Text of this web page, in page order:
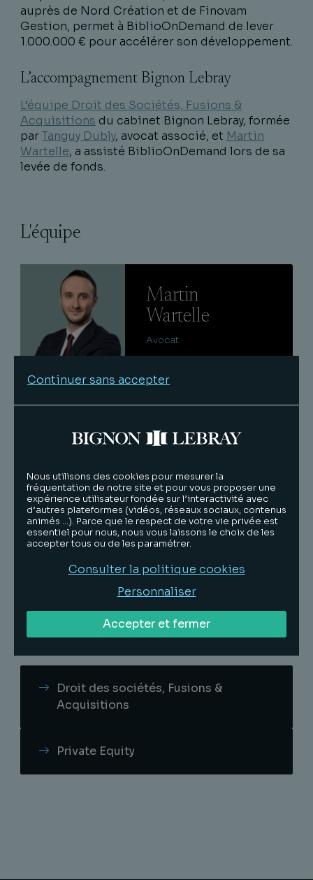
auprès de Nord Création et de Finovam
Gestion, permet à BiblioOnDemand de lever
1.000.000 € pour accélérer son développement.
L’accompagnement Bignon Lebray
L’équipe Droit des Sociétés, Fusions &
Acquisitions du cabinet Bignon Lebray, formée
parTanguy Dubly, avocat associé, et Martin
Wartelle, a assisté BiblioOnDemand lors de sa
levée de fonds.
L'équipe
Martin
Wartelle
Avocat
Dubly
Découvrir les actualités :
Droit des sociétés, Fusions &
Acquisitions
Private Equity
Continuer sans accepter
Nous utilisons des cookies pour mesurer la
fréquentation de notre site et pour vous proposer une
expérience utilisateur fondée sur l’interactivité avec
d’autres plateformes (vidéos, réseaux sociaux, contenus
animés …). Parce que le respect de votre vie privée est
essentiel pour nous, nous vous laissons le choix de les
accepter tous ou de les paramétrer.
Consulter la politique cookies
Personnaliser
Accepter et fermer